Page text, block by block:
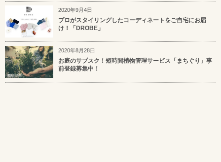
2020年9月4日
プロがスタイリングしたコーディネートをご自宅にお届
け！「DROBE」
2020年8月28日
お庭のサブスク！短時間植物管理サービス「まちぐり」事
前登録募集中！